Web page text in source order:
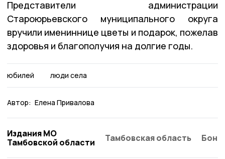
Представители администрации
Староюрьевского муниципального округа
вручили имениннице цветы и подарок, пожелав
здоровья и благополучия на долгие годы.
юбилей люди села
Автор: Елена Привалова
Издания МО
Тамбовской области
Тамбовская область